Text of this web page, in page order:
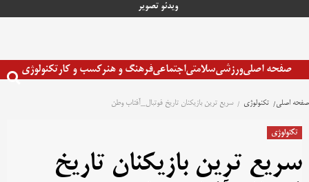
ویدئو تصویر
صفحه اصلیورزشیسلامتیاجتماعیفرهنگ و هنرکسب و کارتکنولوژی
صفحه اصلی تکنولوژی سریع ترین بازیکنان تاریخ فوتبال_آفتاب وطن
تکنولوژی
سریع ترین بازیکنان تاریخ